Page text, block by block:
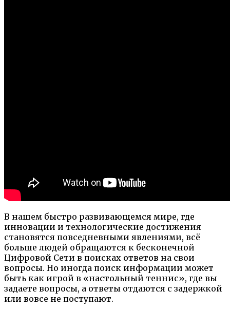
В нашем быстро развивающемся мире, где
инновации и технологические достижения
становятся повседневными явлениями, всё
больше людей обращаются к бесконечной
Цифровой Сети в поисках ответов на свои
вопросы. Но иногда поиск информации может
быть как игрой в «настольный теннис», где вы
задаете вопросы, а ответы отдаются с задержкой
или вовсе не поступают.